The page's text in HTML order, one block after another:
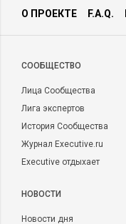
О ПРОЕКТЕ F.A.Q.
CООБЩЕСТВО
Лица Сообщества
Лига экспертов
История Сообщества
Журнал Executive.ru
Executive отдыхает
НОВОСТИ
Новости дня